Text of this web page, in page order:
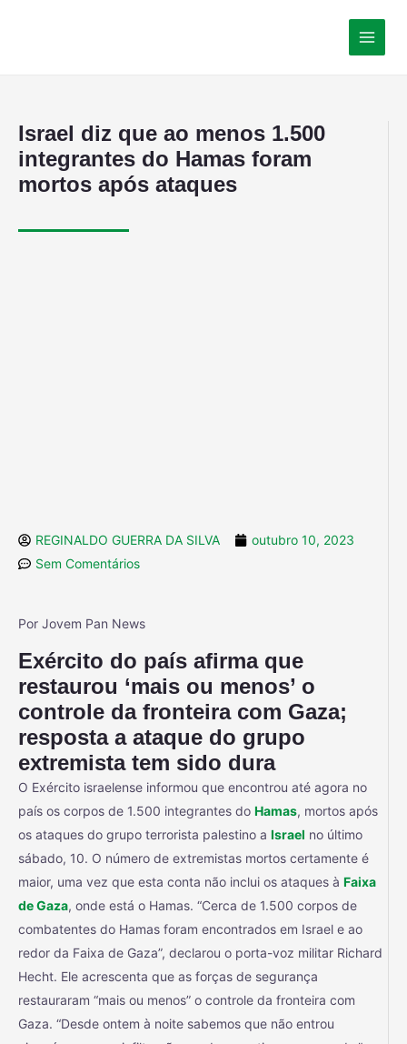
Israel diz que ao menos 1.500
integrantes do Hamas foram
mortos após ataques
REGINALDO GUERRA DA SILVA
outubro 10, 2023
Sem Comentários
Por Jovem Pan News
Exército do país afirma que
restaurou ‘mais ou menos’ o
controle da fronteira com Gaza;
resposta a ataque do grupo
extremista tem sido dura
O Exército israelense informou que encontrou até agora no
país os corpos de 1.500 integrantes do Hamas, mortos após
os ataques do grupo terrorista palestino a Israel no último
sábado, 10. O número de extremistas mortos certamente é
maior, uma vez que esta conta não inclui os ataques à Faixa
de Gaza, onde está o Hamas. “Cerca de 1.500 corpos de
combatentes do Hamas foram encontrados em Israel e ao
redor da Faixa de Gaza”, declarou o porta-voz militar Richard
Hecht. Ele acrescenta que as forças de segurança
restauraram “mais ou menos” o controle da fronteira com
Gaza. “Desde ontem à noite sabemos que não entrou